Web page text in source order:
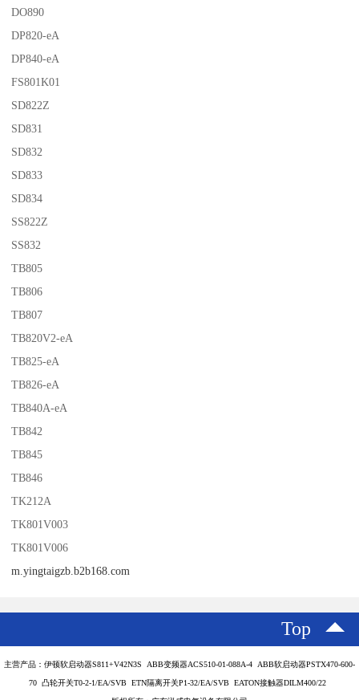
DO890
DP820-eA
DP840-eA
FS801K01
SD822Z
SD831
SD832
SD833
SD834
SS822Z
SS832
TB805
TB806
TB807
TB820V2-eA
TB825-eA
TB826-eA
TB840A-eA
TB842
TB845
TB846
TK212A
TK801V003
TK801V006
m.yingtaigzb.b2b168.com
Top
主营产品：伊顿软启动器S811+V42N3S ABB变频器ACS510-01-088A-4 ABB软启动器PSTX470-600-
70 凸轮开关T0-2-1/EA/SVB ETN隔离开关P1-32/EA/SVB EATON接触器DILM400/22